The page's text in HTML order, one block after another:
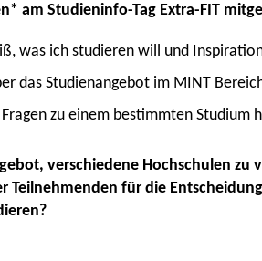
am Studieninfo-Tag Extra-FIT
was ich studieren will und
das Studienangebot im MINT
zu einem bestimmten Studium
verschiedene Hochschulen zu
Teilnehmenden für die